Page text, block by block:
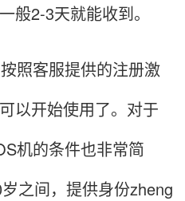
般2-3天就能收到。
客服提供的注册激
以开始使用了。对于
机的条件也非常简
之间，提供身份zheng